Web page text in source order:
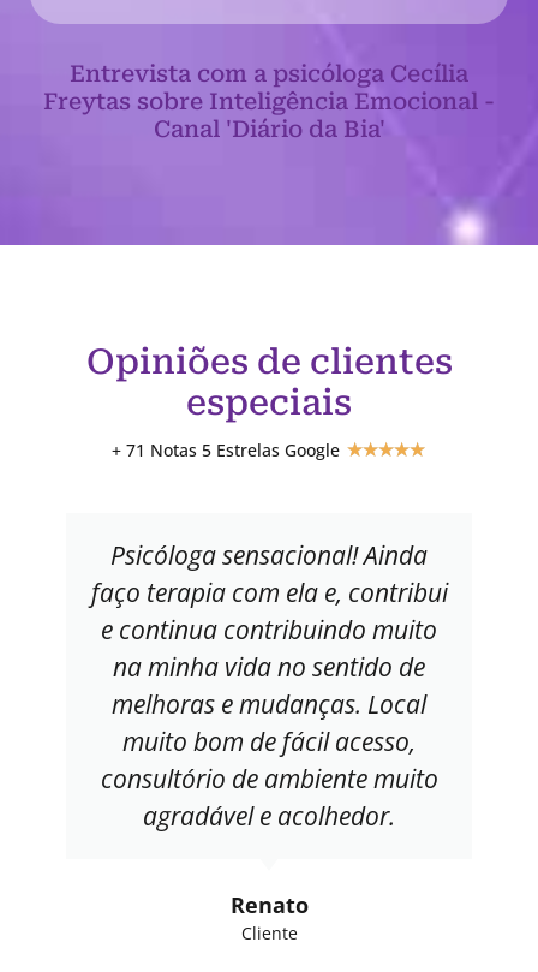
Entrevista com a psicóloga Cecília
Freytas sobre Inteligência Emocional -
Canal 'Diário da Bia'
Opiniões de clientes
especiais
+ 71 Notas 5 Estrelas Google ★★★★★
Psicóloga sensacional! Ainda
faço terapia com ela e, contribui
e continua contribuindo muito
na minha vida no sentido de
melhoras e mudanças. Local
muito bom de fácil acesso,
consultório de ambiente muito
agradável e acolhedor.
Renato
Cliente